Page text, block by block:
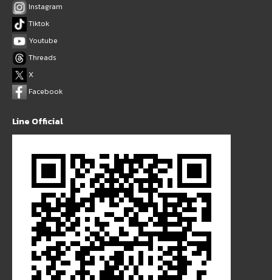
Instagram
Tiktok
Youtube
Threads
X
Facebook
Line Official